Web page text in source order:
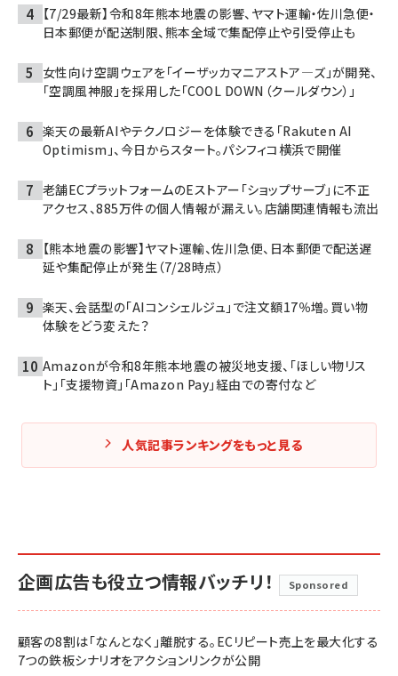
【7/29最新】令和8年熊本地震の影響、ヤマト運輸・佐川急便・
日本郵便が配送制限、熊本全域で集配停止や引受停止も
女性向け空調ウェアを「イーザッカマニアストア―ズ」が開発、
「空調風神服」を採用した「COOL DOWN（クールダウン）」
楽天の最新AIやテクノロジーを体験できる「Rakuten AI
Optimism」、今日からスタート。パシフィコ横浜で開催
老舗ECプラットフォームのEストアー「ショップサーブ」に不正
アクセス、885万件の個人情報が漏えい。店舗関連情報も流出
【熊本地震の影響】ヤマト運輸、佐川急便、日本郵便で配送遅
延や集配停止が発生（7/28時点）
楽天、会話型の「AIコンシェルジュ」で注文額17％増。買い物
体験をどう変えた？
Amazonが令和8年熊本地震の被災地支援、「ほしい物リス
ト」「支援物資」「Amazon Pay」経由での寄付など
人気記事ランキングをもっと見る
企画広告も役立つ情報バッチリ！ Sponsored
顧客の8割は「なんとなく」離脱する。ECリピート売上を最大化する
7つの鉄板シナリオをアクションリンクが公開